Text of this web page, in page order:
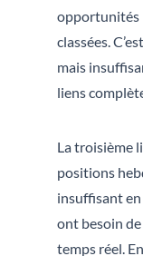
opportunités
classées.
mais
liens
La troisième
positions
insuffisant
ont besoin
temps réel.